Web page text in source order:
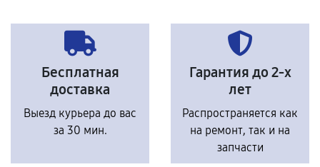
Бесплатная
доставка
Выезд курьера до вас
за 30 мин.
Гарантия до 2-х
лет
Распространяется как
на ремонт, так и на
запчасти